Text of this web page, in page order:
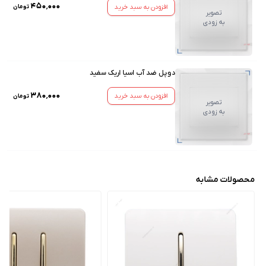
تصویر
به زودی
افزودن به سبد خرید ۴۵۰٬۰۰۰ تومان
تصویر
به زودی
دوپل ضد آب اسیا اریک سفید
افزودن به سبد خرید ۳۸۰٬۰۰۰ تومان
محصولات مشابه